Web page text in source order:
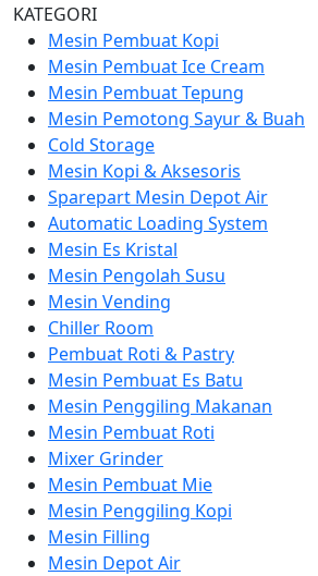
KATEGORI
Mesin Pembuat Kopi
Mesin Pembuat Ice Cream
Mesin Pembuat Tepung
Mesin Pemotong Sayur & Buah
Cold Storage
Mesin Kopi & Aksesoris
Sparepart Mesin Depot Air
Automatic Loading System
Mesin Es Kristal
Mesin Pengolah Susu
Mesin Vending
Chiller Room
Pembuat Roti & Pastry
Mesin Pembuat Es Batu
Mesin Penggiling Makanan
Mesin Pembuat Roti
Mixer Grinder
Mesin Pembuat Mie
Mesin Penggiling Kopi
Mesin Filling
Mesin Depot Air